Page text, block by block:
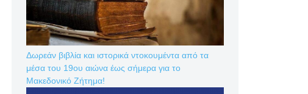
Website:
Δωρεάν βιβλία και ιστορικά ντοκουμέντα από τα
μέσα του 19ου αιώνα έως σήμερα για το
Μακεδονικό Ζήτημα!